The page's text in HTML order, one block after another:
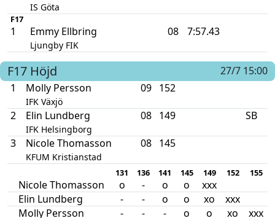
IS Göta
F17
1 Emmy Ellbring
Ljungby FIK
08 7:57.43
F17 Höjd
27/7 15:00
1
Molly Persson
IFK Växjö
09 152
2 Elin Lundberg
IFK Helsingborg
08 149 SB
3 Nicole Thomasson
KFUM Kristianstad
08 145
131 136 141 145 149 152 155
Nicole Thomasson o - o o
xxx
Elin Lundberg
- - o o xo
xxx
Molly Persson
- - - o o xo xxx